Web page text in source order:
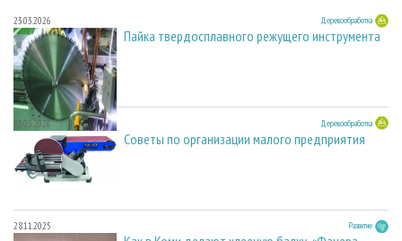
23.03.2026 Деревообработка
Пайка твердосплавного режущего инструмента
23.03.2026 Деревообработка
Советы по организации малого предприятия
28.11.2025 Развитие